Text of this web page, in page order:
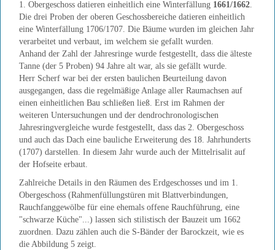
1. Obergeschoss datieren einheitlich eine Winterfällung 1661/1662.
Die drei Proben der oberen Geschossbereiche datieren einheitlich
eine Winterfällung 1706/1707. Die Bäume wurden im gleichen Jahr
verarbeitet und verbaut, im welchem sie gefallt wurden.
Anhand der Zahl der Jahresringe wurde festgestellt, dass die älteste
Tanne (der 5 Proben) 94 Jahre alt war, als sie gefällt wurde.
Herr Scherf war bei der ersten baulichen Beurteilung davon
ausgegangen, dass die regelmäßige Anlage aller Raumachsen auf
einen einheitlichen Bau schließen ließ. Erst im Rahmen der
weiteren Untersuchungen und der dendrochronologischen
Jahresringvergleiche wurde festgestellt, dass das 2. Obergeschoss
und auch das Dach eine bauliche Erweiterung des 18. Jahrhunderts
(1707) darstellen. In diesem Jahr wurde auch der Mittelrisalit auf
der Hofseite erbaut.
Zahlreiche Details in den Räumen des Erdgeschosses und im 1.
Obergeschoss (Rahmenfüllungstüren mit Blattverbindungen,
Rauchfanggewölbe für eine ehemals offene Rauchführung, eine
"schwarze Küche"...) lassen sich stilistisch der Bauzeit um 1662
zuordnen. Dazu zählen auch die S-Bänder der Barockzeit, wie es
die Abbildung 5 zeigt.